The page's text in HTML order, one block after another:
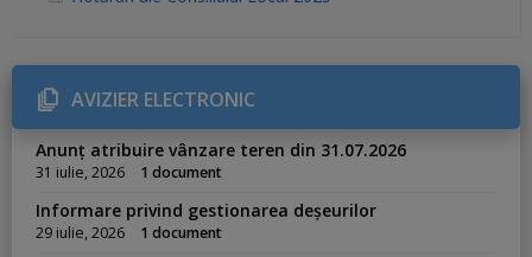
r
i
e
s
AVIZIER ELECTRONIC
Anunț atribuire vânzare teren din 31.07.2026
31 iulie, 2026 1 document
Informare privind gestionarea deșeurilor
29 iulie, 2026 1 document